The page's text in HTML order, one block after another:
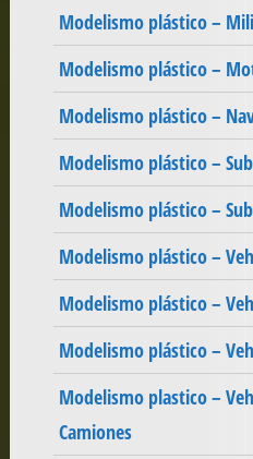
Modelismo plástico –
Modelismo plástico –
Modelismo plástico –
Modelismo plástico –
Modelismo plástico –
Modelismo plástico –
Modelismo plástico –
Modelismo plástico –
Modelismo plastico –
Camiones